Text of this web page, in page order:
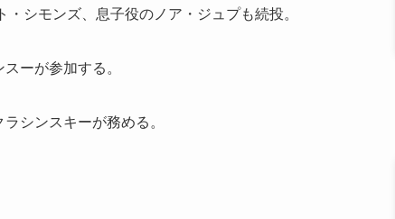
シモンズ、息子役のノア・ジュプも続投。
ーが参加する。
シンスキーが務める。